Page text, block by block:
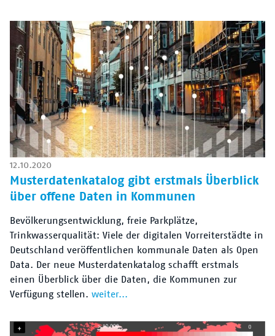
12.10.2020
Musterdatenkatalog gibt erstmals Überblick
über offene Daten in Kommunen
Bevölkerungsentwicklung, freie Parkplätze,
Trinkwasserqualität: Viele der digitalen Vorreiterstädte in
Deutschland veröffentlichen kommunale Daten als Open
Data. Der neue Musterdatenkatalog schafft erstmals
einen Überblick über die Daten, die Kommunen zur
Verfügung stellen. weiter...